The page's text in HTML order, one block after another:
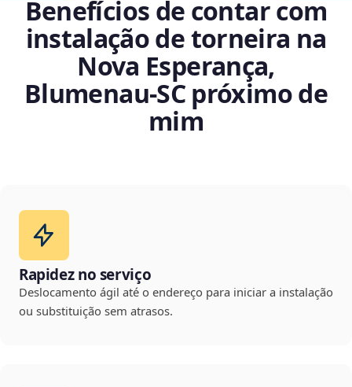
Benefícios de contar com
instalação de torneira na
Nova Esperança,
Blumenau‑SC próximo de
mim
Rapidez no serviço
Deslocamento ágil até o endereço para iniciar a instalação
ou substituição sem atrasos.